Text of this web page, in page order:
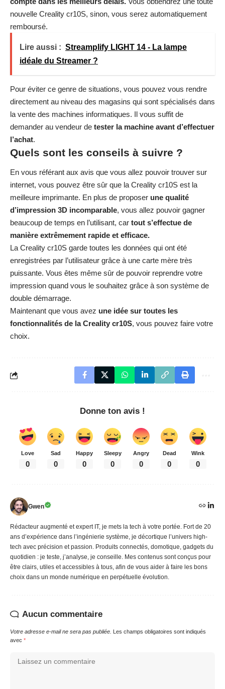
nouvelle Creality cr10S, sinon, vous serez automatiquement
remboursé.
Lire aussi : Streamplify LIGHT 14 - La lampe
idéale du Streamer ?
Pour éviter ce genre de situations, vous pouvez vous rendre
directement au niveau des magasins qui sont spécialisés dans
la vente des machines informatiques. Il vous suffit de
demander au vendeur de tester la machine avant d’effectuer
l’achat.
Quels sont les conseils à suivre ?
En vous référant aux avis que vous allez pouvoir trouver sur
internet, vous pouvez être sûr que la Creality cr10S est la
meilleure imprimante. En plus de proposer une qualité
d’impression 3D incomparable, vous allez pouvoir gagner
beaucoup de temps en l’utilisant, car tout s’effectue de
manière extrêmement rapide et efficace.
La Creality cr10S garde toutes les données qui ont été
enregistrées par l’utilisateur grâce à une carte mère très
puissante. Vous êtes même sûr de pouvoir reprendre votre
impression quand vous le souhaitez grâce à son système de
double démarrage.
Maintenant que vous avez une idée sur toutes les
fonctionnalités de la Creality cr10S, vous pouvez faire votre
choix.
Donne ton avis !
Love
0
Sad
0
Happy
0
Sleepy
0
Angry
0
Dead
0
Wink
0
Gwen
Rédacteur augmenté et expert IT, je mets la tech à votre portée. Fort de 20
ans d’expérience dans l’ingénierie système, je décortique l’univers high-
tech avec précision et passion. Produits connectés, domotique, gadgets du
quotidien : je teste, j’analyse, je conseille. Mes contenus sont conçus pour
être clairs, utiles et accessibles à tous, afin de vous aider à faire les bons
choix dans un monde numérique en perpétuelle évolution.
Aucun commentaire
Votre adresse e-mail ne sera pas publiée. Les champs obligatoires sont indiqués
avec *